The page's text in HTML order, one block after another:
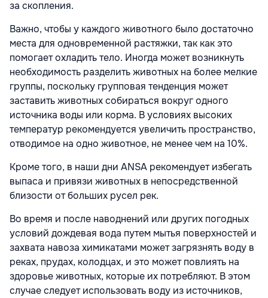
за скопления.
Важно, чтобы у каждого животного было достаточно
места для одновременной растяжки, так как это
помогает охладить тело. Иногда может возникнуть
необходимость разделить животных на более мелкие
группы, поскольку групповая тенденция может
заставить животных собираться вокруг одного
источника воды или корма. В условиях высоких
температур рекомендуется увеличить пространство,
отводимое на одно животное, не менее чем на 10%.
Кроме того, в наши дни ANSA рекомендует избегать
выпаса и привязи животных в непосредственной
близости от больших русел рек.
Во время и после наводнений или других погодных
условий дождевая вода путем мытья поверхностей и
захвата навоза химикатами может загрязнять воду в
реках, прудах, колодцах, и это может повлиять на
здоровье животных, которые их потребляют. В этом
случае следует использовать воду из источников,